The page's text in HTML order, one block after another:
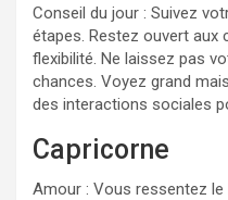
Conseil du jour : Suivez
étapes. Restez ouvert aux
flexibilité. Ne laissez pas
chances. Voyez grand
des interactions sociales
Capricorne
Amour : Vous ressentez le